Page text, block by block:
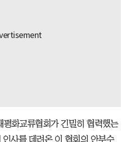
평화교류협회가 긴밀히 협력했는
사를 데려온 이 협회의 안부수